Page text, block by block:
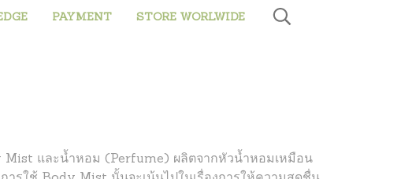
PAYMENT STORE WORLWIDE
Mist และน้ำหอม (Perfume) ผลิตจากหัวน้ำหอมเหมือน